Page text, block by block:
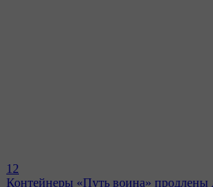
12
Контейнеры «Путь воина» продлены